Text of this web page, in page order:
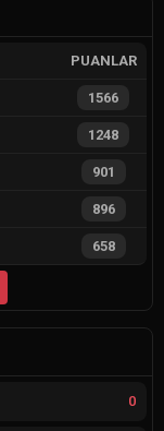
PUANLAR
1566
1248
901
896
658
0